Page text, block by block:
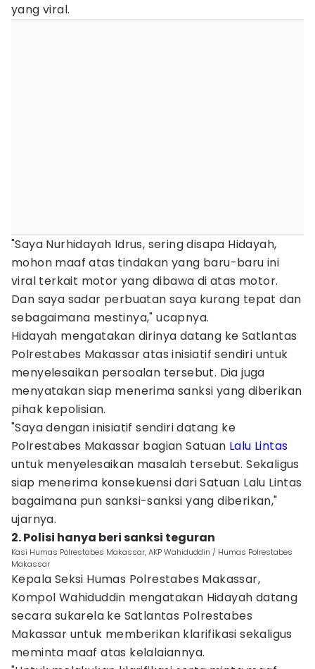
yang viral.
"Saya Nurhidayah Idrus, sering disapa Hidayah,
mohon maaf atas tindakan yang baru-baru ini
viral terkait motor yang dibawa di atas motor.
Dan saya sadar perbuatan saya kurang tepat dan
sebagaimana mestinya," ucapnya.
Hidayah mengatakan dirinya datang ke Satlantas
Polrestabes Makassar atas inisiatif sendiri untuk
menyelesaikan persoalan tersebut. Dia juga
menyatakan siap menerima sanksi yang diberikan
pihak kepolisian.
"Saya dengan inisiatif sendiri datang ke
Polrestabes Makassar bagian Satuan Lalu Lintas
untuk menyelesaikan masalah tersebut. Sekaligus
siap menerima konsekuensi dari Satuan Lalu Lintas
bagaimana pun sanksi-sanksi yang diberikan,"
ujarnya.
2. Polisi hanya beri sanksi teguran
Kasi Humas Polrestabes Makassar, AKP Wahiduddin / Humas Polrestabes
Makassar
Kepala Seksi Humas Polrestabes Makassar,
Kompol Wahiduddin mengatakan Hidayah datang
secara sukarela ke Satlantas Polrestabes
Makassar untuk memberikan klarifikasi sekaligus
meminta maaf atas kelalaiannya.